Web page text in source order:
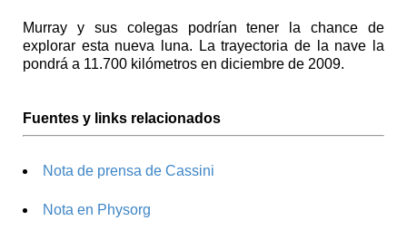
Murray y sus colegas podrían tener la chance de
explorar esta nueva luna. La trayectoria de la nave la
pondrá a 11.700 kilómetros en diciembre de 2009.
Fuentes y links relacionados
Nota de prensa de Cassini
Nota en Physorg